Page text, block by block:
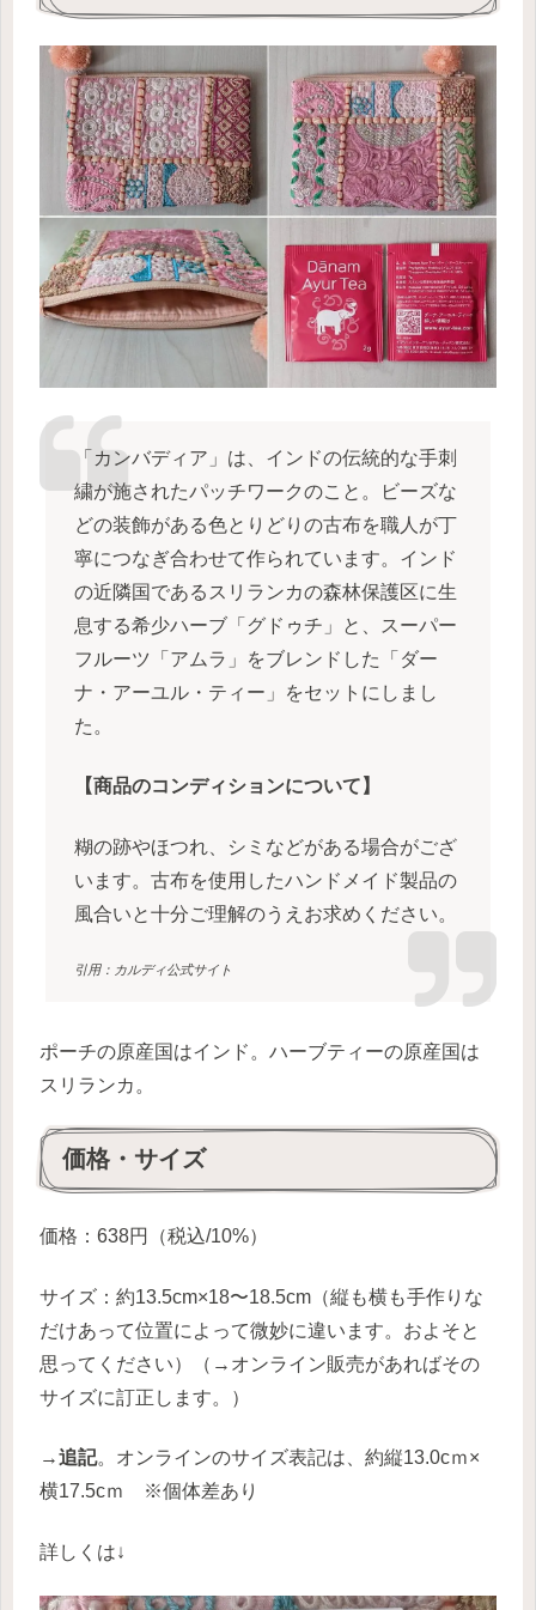
「カンバディア」は、インドの伝統的な手刺
繍が施されたパッチワークのこと。ビーズな
どの装飾がある色とりどりの古布を職人が丁
寧につなぎ合わせて作られています。インド
の近隣国であるスリランカの森林保護区に生
息する希少ハーブ「グドゥチ」と、スーパー
フルーツ「アムラ」をブレンドした「ダー
ナ・アーユル・ティー」をセットにしまし
た。
【商品のコンディションについて】
糊の跡やほつれ、シミなどがある場合がござ
います。古布を使用したハンドメイド製品の
風合いと十分ご理解のうえお求めください。
引用：カルディ公式サイト
ポーチの原産国はインド。ハーブティーの原産国は
スリランカ。
価格・サイズ
価格：638円（税込/10%）
サイズ：約13.5cm×18〜18.5cm（縦も横も手作りな
だけあって位置によって微妙に違います。およそと
思ってください）（→オンライン販売があればその
サイズに訂正します。）
→追記。オンラインのサイズ表記は、約縦13.0cｍ×
横17.5cｍ ※個体差あり
詳しくは↓